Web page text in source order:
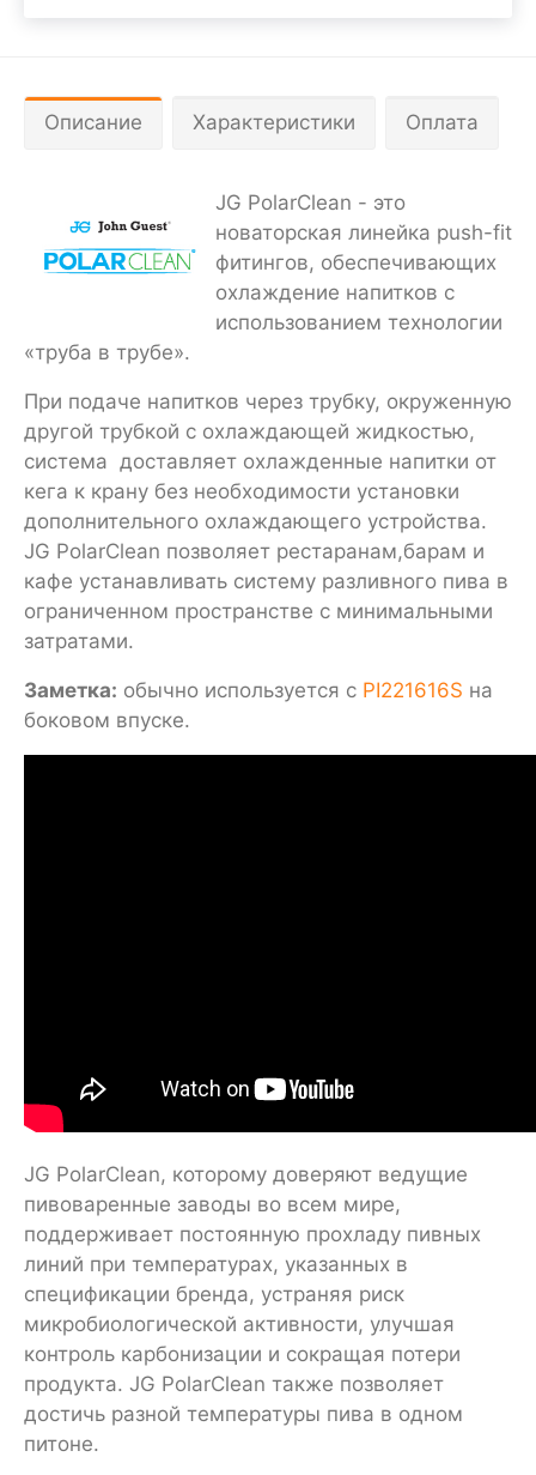
Описание Характеристики Оплата
JG PolarClean - это
новаторская линейка push-fit
фитингов, обеспечивающих
охлаждение напитков с
использованием технологии
«труба в трубе».
При подаче напитков через трубку, окруженную
другой трубкой с охлаждающей жидкостью,
система доставляет охлажденные напитки от
кега к крану без необходимости установки
дополнительного охлаждающего устройства.
JG PolarClean позволяет рестаранам,барам и
кафе устанавливать систему разливного пива в
ограниченном пространстве с минимальными
затратами.
Заметка: обычно используется с PI221616S на
боковом впуске.
JG PolarClean, которому доверяют ведущие
пивоваренные заводы во всем мире,
поддерживает постоянную прохладу пивных
линий при температурах, указанных в
спецификации бренда, устраняя риск
микробиологической активности, улучшая
контроль карбонизации и сокращая потери
продукта. JG PolarClean также позволяет
достичь разной температуры пива в одном
питоне.